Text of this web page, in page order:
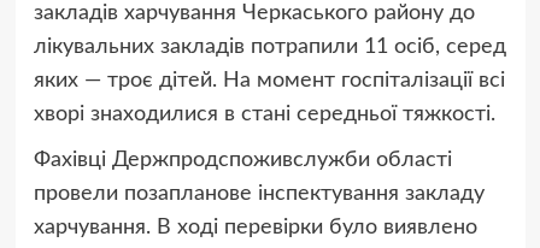
закладів харчування Черкаського району до
лікувальних закладів потрапили 11 осіб, серед
яких — троє дітей. На момент госпіталізації всі
хворі знаходилися в стані середньої тяжкості.
Фахівці Держпродспоживслужби області
провели позапланове інспектування закладу
харчування. В ході перевірки було виявлено